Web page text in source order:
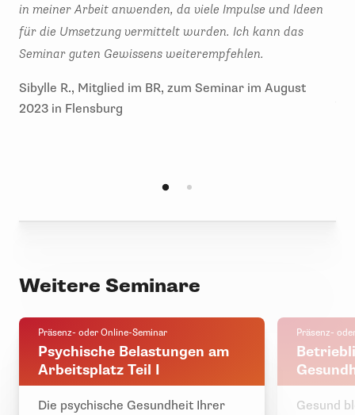
in meiner Arbeit anwenden, da viele Impulse und Ideen
für die Umsetzung vermittelt wurden. Ich kann das
Seminar guten Gewissens weiterempfehlen.
Sibylle R., Mitglied im BR, zum Seminar im August
2023 in Flensburg
Weitere Seminare
Präsenz- oder Online-Seminar
Psychische Belastungen am
Arbeitsplatz Teil I
Die psychische Gesundheit Ihrer
Präsenz-
Gesund